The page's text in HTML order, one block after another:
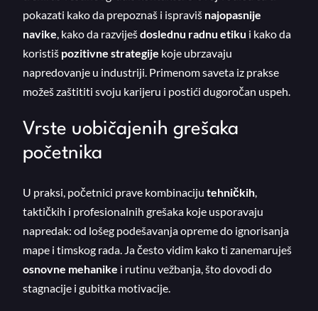
pokazati kako da prepoznaš i ispraviš najopasnije
navike , kako da razviješdoslednu radnu etiku i kako da
koristiš pozitivne strategije koje ubrzavaju
napredovanje u industriji. Primenom saveta iz prakse
možeš zaštititi svoju karijeru i postići dugoročan uspeh.
Vrste uobičajenih grešaka
početnika
U praksi, početnici prave kombinaciju tehničkih,
taktičkih i profesionalnih grešaka koje usporavaju
napredak: od lošeg podešavanja opreme do ignorisanja
mape i timskog rada. Ja često vidim kako ti zanemaruješ
osnovne mehanike i rutinu vežbanja, što dovodi do
stagnacije i gubitka motivacije.